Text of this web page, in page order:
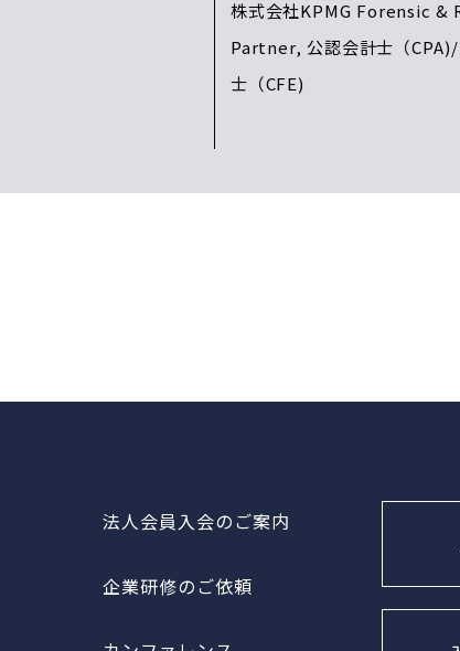
株式会社KPMG Forensic &
Partner, 公認会計士（
士（CFE)
法人会員入会のご案内
企業研修のご依頼